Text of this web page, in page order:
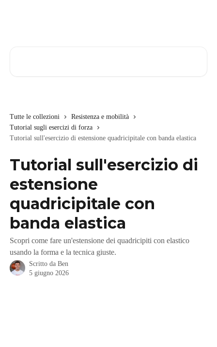
Tutte le collezioni
Resistenza e mobilità
Tutorial sugli esercizi di forza
Tutorial sull'esercizio di estensione quadricipitale con banda elastica
Tutorial sull'esercizio di
estensione
quadricipitale con
banda elastica
Scopri come fare un'estensione dei quadricipiti con elastico
usando la forma e la tecnica giuste.
Scritto da Ben
5 giugno 2026